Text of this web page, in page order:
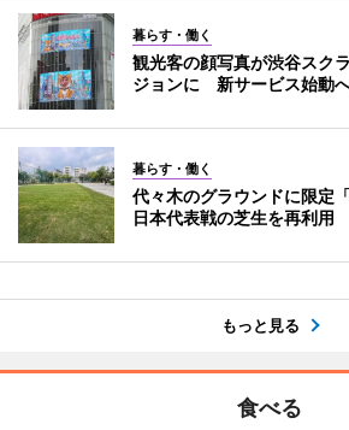
暮らす・働く
観光客の顔写真が渋谷スク
ジョンに 新サービス始動
暮らす・働く
代々木のグラウンドに限定
日本代表戦の芝生を再利用
もっと見る
食べる